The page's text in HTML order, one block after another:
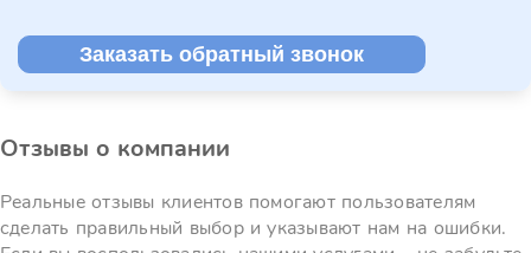
Заказать обратный звонок
Отзывы о компании
Реальные отзывы клиентов помогают пользователям
сделать правильный выбор и указывают нам на ошибки.